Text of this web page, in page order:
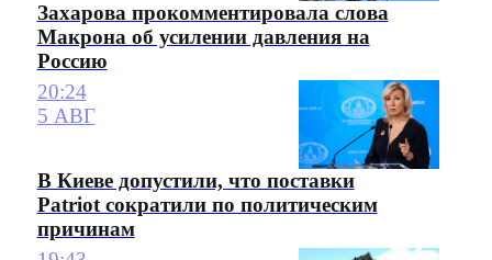
Захарова прокомментировала слова
Макрона об усилении давления на
Россию
20:24
5 АВГ
В Киеве допустили, что поставки
Patriot сократили по политическим
причинам